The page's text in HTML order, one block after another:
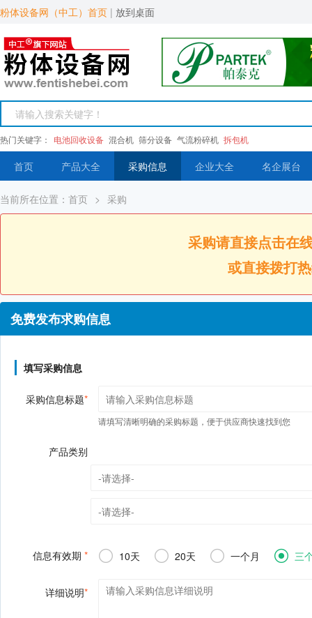
粉体设备网（中工）首页 | 放到桌面
热门关键字： 电池回收设备 混合机 筛分设备 气流粉碎机 拆包机
首页 产品大全 采购信息 企业大全 名企展台
当前所在位置： 首页 > 采购
采购请直接点击在
或直接拨打
免费发布求购信息
填写采购信息
采购信息标题*
请填写清晰明确的采购标题，便于供应商快速找到您
产品类别
信息有效期 * 10天 20天 一个月 三
详细说明*